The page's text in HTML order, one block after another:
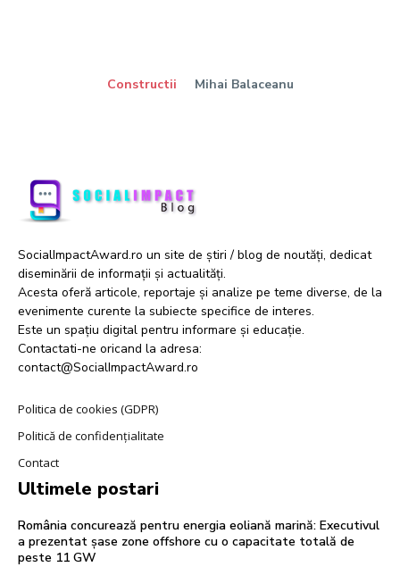
Constructii Mihai Balaceanu
SocialImpactAward.ro un site de știri / blog de noutăți, dedicat
diseminării de informații și actualități.
Acesta oferă articole, reportaje și analize pe teme diverse, de la
evenimente curente la subiecte specifice de interes.
Este un spațiu digital pentru informare și educație.
Contactati-ne oricand la adresa:
contact@SocialImpactAward.ro
Politica de cookies (GDPR)
Politică de confidențialitate
Contact
Ultimele postari
România concurează pentru energia eoliană marină: Executivul
a prezentat șase zone offshore cu o capacitate totală de
peste 11 GW